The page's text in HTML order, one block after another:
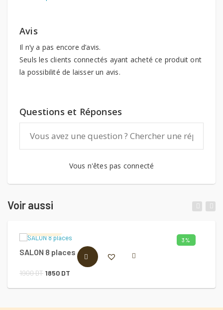
Avis
Il n’y a pas encore d’avis.
Seuls les clients connectés ayant acheté ce produit ont
la possibilité de laisser un avis.
Questions et Réponses
Vous n'êtes pas connecté
Voir aussi
3%
SALON 8 places
1900DT Le
prix
1850 DT
prix
AJOUTER AU PANIER